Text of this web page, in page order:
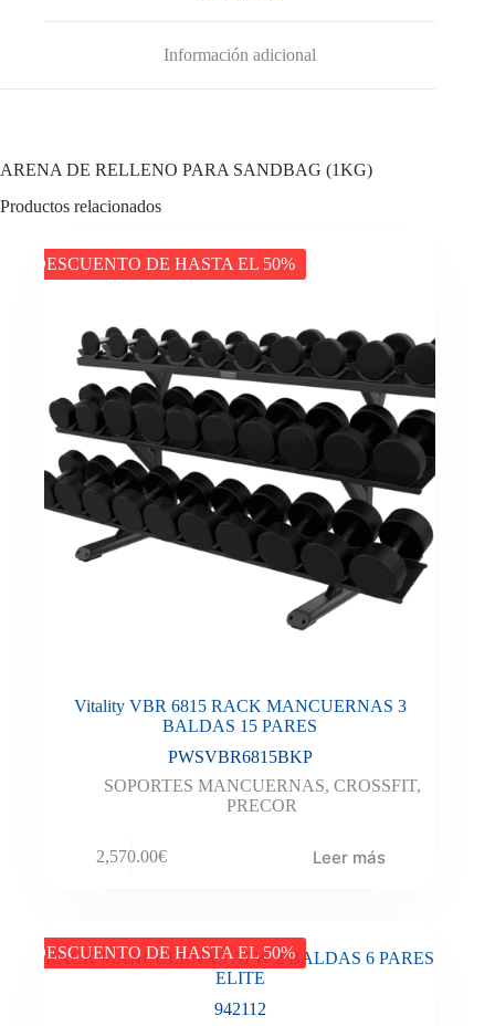
Información adicional
ARENA DE RELLENO PARA SANDBAG (1KG)
Productos relacionados
DESCUENTO DE HASTA EL 50%
Vitality VBR 6815 RACK MANCUERNAS 3
BALDAS 15 PARES
PWSVBR6815BKP
SOPORTES MANCUERNAS, CROSSFIT,
PRECOR
2,570.00€ Leer más
DESCUENTO DE HASTA EL 50%
RACK MANCUERNAS AFW 2 BALDAS 6 PARES
ELITE
942112